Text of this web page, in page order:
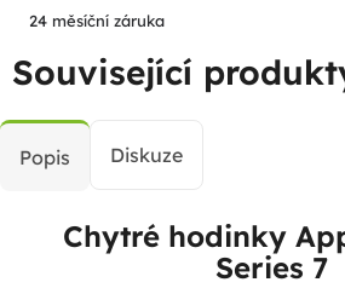
24 měsíční záruka
Související
Popis Diskuze
Chytré hodinky
Series 7